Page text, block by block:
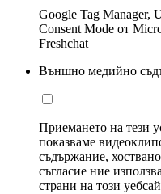
Google Tag Manager,
Consent Mode от
Freshchat
Външно медийно
Приемането на тези
показваме
съдържание,
съгласие ние
страни на този